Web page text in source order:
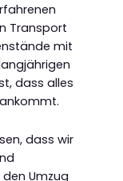
Transport
mit
dass alles
dass wir
Umzug